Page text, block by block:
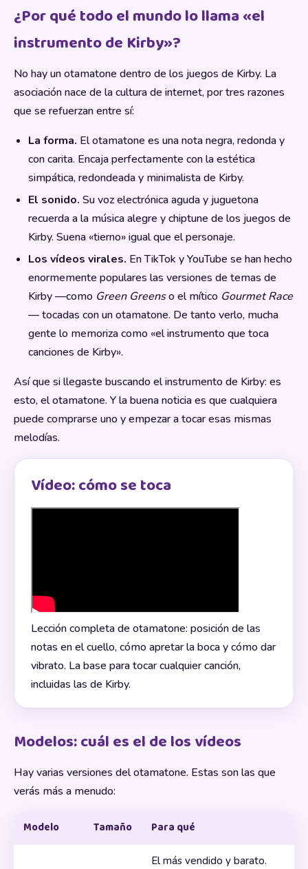
¿Por qué todo el mundo lo llama «el
instrumento de Kirby»?
No hay un otamatone dentro de los juegos de Kirby. La
asociación nace de la cultura de internet, por tres razones
que se refuerzan entre sí:
La forma. El otamatone es una nota negra, redonda y
con carita. Encaja perfectamente con la estética
simpática, redondeada y minimalista de Kirby.
El sonido. Su voz electrónica aguda y juguetona
recuerda a la música alegre y chiptune de los juegos de
Kirby. Suena «tierno» igual que el personaje.
Los vídeos virales. En TikTok y YouTube se han hecho
enormemente populares las versiones de temas de
Kirby —como Green Greenso el mítico Gourmet Race
— tocadas con un otamatone. De tanto verlo, mucha
gente lo memoriza como «el instrumento que toca
canciones de Kirby».
Así que si llegaste buscando el instrumento de Kirby: es
esto, el otamatone. Y la buena noticia es que cualquiera
puede comprarse uno y empezar a tocar esas mismas
melodías.
Vídeo: cómo se toca
Lección completa de otamatone: posición de las
notas en el cuello, cómo apretar la boca y cómo dar
vibrato. La base para tocar cualquier canción,
incluidas las de Kirby.
Modelos: cuál es el de los vídeos
Hay varias versiones del otamatone. Estas son las que
verás más a menudo:
Modelo Tamaño Para qué
El más vendido y barato.